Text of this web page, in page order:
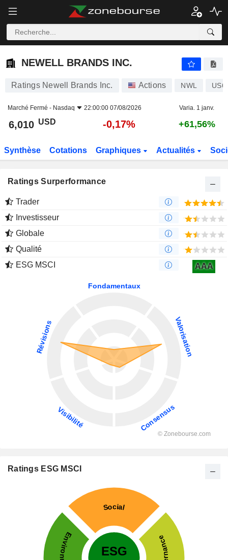
NEWELL BRANDS INC.
NEWELL BRANDS INC.
Ratings Newell Brands Inc. Actions NWL
Marché Fermé - Nasdaq 22:00:00 07/08/2026 Varia. 1 janv.
6,010 USD -0,17% +61,56%
Synthèse Cotations Graphiques Actualités
Ratings Surperformance
Trader
Investisseur
Globale
Qualité
ESG MSCI
AAA
Ratings ESG MSCI